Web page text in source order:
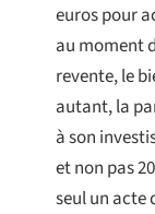
euros pour
au moment
revente, le
autant, la
à son
et non pas
seul un acte